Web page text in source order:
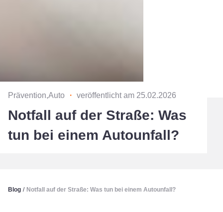
Prävention,Auto ・ veröffentlicht am 25.02.2026
Notfall auf der Straße: Was
tun bei einem Autounfall?
Blog / Notfall auf der Straße: Was tun bei einem Autounfall?